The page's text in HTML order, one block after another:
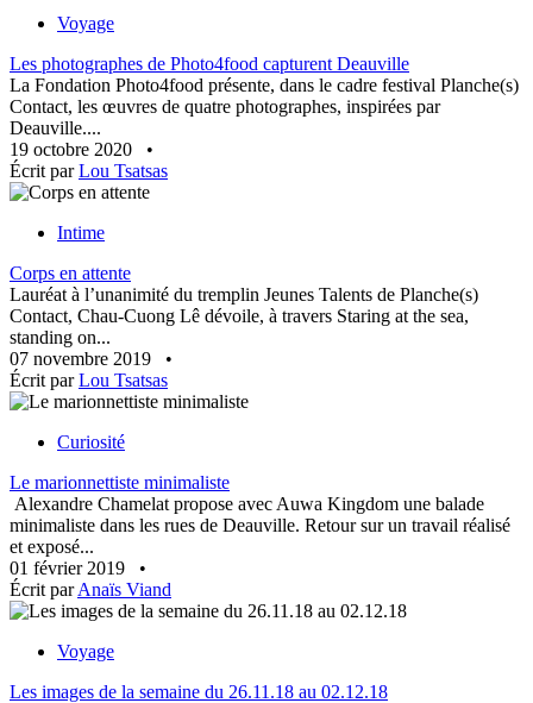
Voyage
Les photographes de Photo4food capturent Deauville
La Fondation Photo4food présente, dans le cadre festival Planche(s)
Contact, les œuvres de quatre photographes, inspirées par
Deauville....
19 octobre 2020
•
Écrit parLou Tsatsas
Intime
Corps en attente
Lauréat à l’unanimité du tremplin Jeunes Talents de Planche(s)
Contact, Chau-Cuong Lê dévoile, à travers Staring at the sea,
standing on...
07 novembre 2019
•
Écrit parLou Tsatsas
Curiosité
Le marionnettiste minimaliste
Alexandre Chamelat propose avec Auwa Kingdom une balade
minimaliste dans les rues de Deauville. Retour sur un travail réalisé
et exposé...
01 février 2019
•
Écrit parAnaïs Viand
Voyage
Les images de la semaine du 26.11.18 au 02.12.18